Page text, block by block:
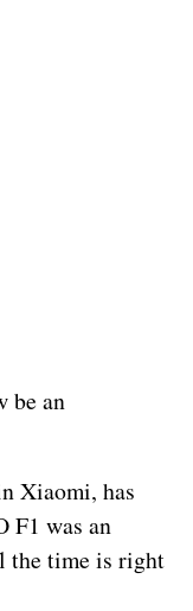
an
Xiaomi, has
F1 was an
the time is right